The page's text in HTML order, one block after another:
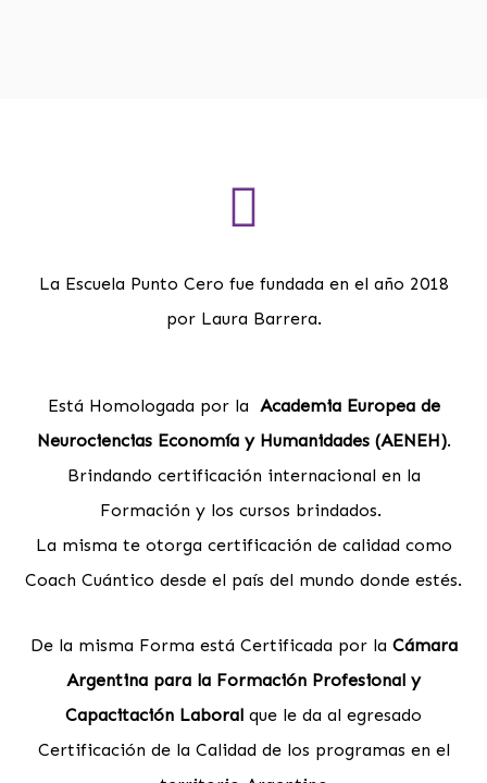
La Escuela Punto Cero fue fundada en el año 2018
por Laura Barrera.
Está Homologada por la Academia Europea de
Neurociencias Economía y Humanidades (AENEH).
Brindando certificación internacional en la
Formación y los cursos brindados.
La misma te otorga certificación de calidad como
Coach Cuántico desde el país del mundo donde estés.
De la misma Forma está Certificada por la Cámara
Argentina para la Formación Profesional y
Capacitación Laboral que le da al egresado
Certificación de la Calidad de los programas en el